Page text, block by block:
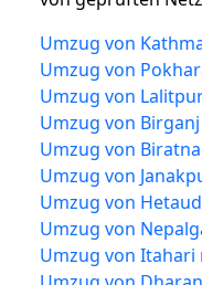
Umzug von
Umzug von
Umzug von
Umzug von
Umzug von
Umzug von
Umzug von
Umzug von
Umzug von Itahari